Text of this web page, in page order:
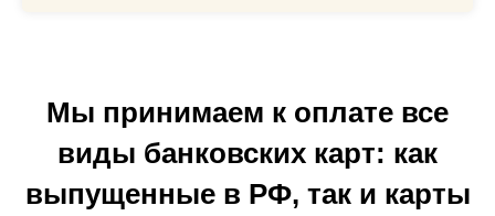
Мы принимаем к оплате все
виды банковских карт: как
выпущенные в РФ, так и карты